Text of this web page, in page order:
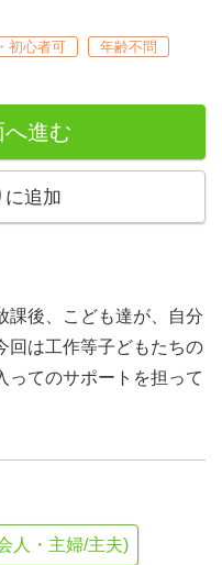
初心者可
年齢不問
進む
に追加
課後、こども達が、自分
回は工作等子どもたちの
ってのサポートを担って
人・主婦/主夫)